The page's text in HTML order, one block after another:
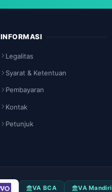
INFORMASI
Legalitas
Syarat & Ketentuan
Pembayaran
Kontak
Petunjuk
VA BCA VA Mandiri